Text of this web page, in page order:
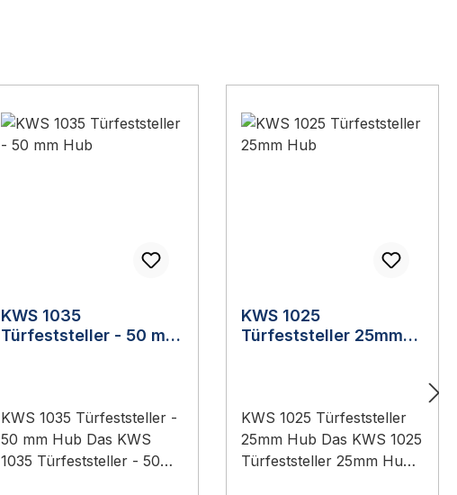
KWS 1035
Türfeststeller - 50 mm
KWS 1035 Türfeststeller -
50 mm Hub Das KWS
1035 Türfeststeller - 50
KWS 1025
Türfeststeller 25mm
KWS 1025 Türfeststeller
25mm Hub Das KWS 1025
Türfeststeller 25mm Hub